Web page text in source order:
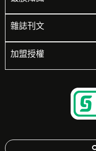
雜誌刊文
加盟授權